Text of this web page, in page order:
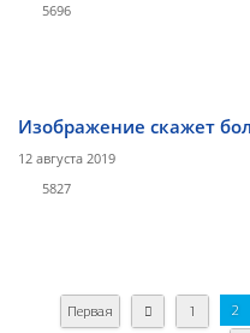
5696
Изображение скажет
12 августа 2019
5827
Первая 1 2